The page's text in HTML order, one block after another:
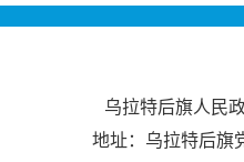
乌拉特后旗人民
地址：乌拉特后旗